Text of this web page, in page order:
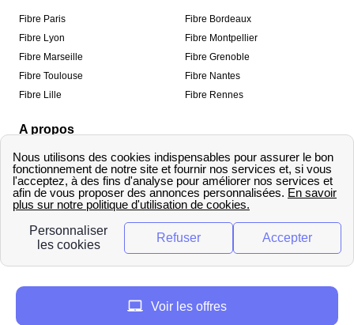
Fibre Paris
Fibre Lyon
Fibre Marseille
Fibre Toulouse
Fibre Lille
Fibre Bordeaux
Fibre Montpellier
Fibre Grenoble
Fibre Nantes
Fibre Rennes
A propos
Qui sommes-nous ?
Informations de contact
Méthodologie de classement
Mentions légales
Traitement des avis
Copyright © fibre-optique-eligibilite.fr 2026 – Tous
droits réservés
Voir les offres